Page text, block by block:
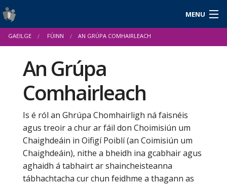
MENU
Logáil isteach
Fúinn
Cuidiú agus Acmhainní
Nuacht
Tuarascálacha & Staitisticí
GAEILGE FÚINN AN GRÚPA COMHAIRLEACH
An Grúpa
Comhairleach
Is é ról an Ghrúpa Chomhairligh ná faisnéis
agus treoir a chur ar fáil don Choimisiún um
Chaighdeáin in Oifigí Poiblí (an Coimisiún um
Chaighdeáin), nithe a bheidh ina gcabhair agus
aghaidh á tabhairt ar shaincheisteanna
tábhachtacha cur chun feidhme a thagann as